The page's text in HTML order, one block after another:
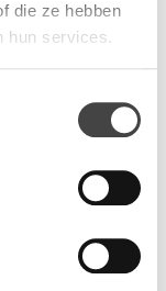
die ze hebben
hun services.